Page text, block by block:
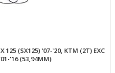
125 (SX125) '07-'20, KTM (2T) EXC
'16 (53,94MM)